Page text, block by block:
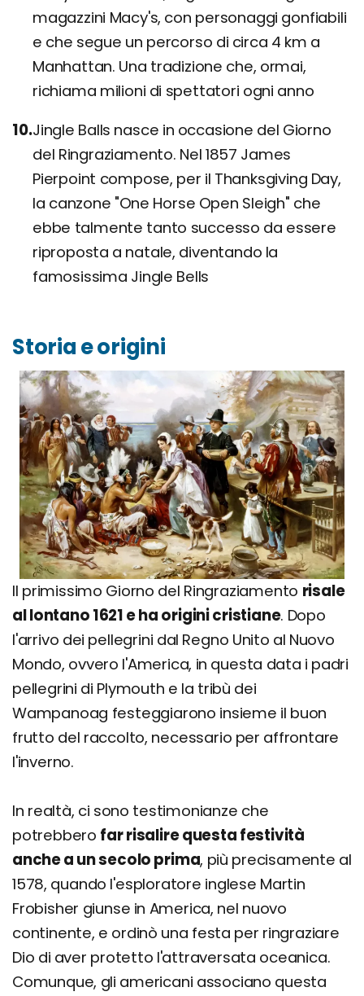
magazzini Macy's, con personaggi gonfiabili
e che segue un percorso di circa 4 km a
Manhattan. Una tradizione che, ormai,
richiama milioni di spettatori ogni anno
Jingle Balls nasce in occasione del Giorno
del Ringraziamento. Nel 1857 James
Pierpoint compose, per il Thanksgiving Day,
la canzone "One Horse Open Sleigh" che
ebbe talmente tanto successo da essere
riproposta a natale, diventando la
famosissima Jingle Bells
Storia e origini
Il primissimo Giorno del Ringraziamento risale
al lontano 1621 e ha origini cristiane. Dopo
l'arrivo dei pellegrini dal Regno Unito al Nuovo
Mondo, ovvero l'America, in questa data i padri
pellegrini di Plymouth e la tribù dei
Wampanoag festeggiarono insieme il buon
frutto del raccolto, necessario per affrontare
l'inverno.
In realtà, ci sono testimonianze che
potrebbero far risalire questa festività
anche a un secolo prima, più precisamente al
1578, quando l'esploratore inglese Martin
Frobisher giunse in America, nel nuovo
continente, e ordinò una festa per ringraziare
Dio di aver protetto l'attraversata oceanica.
Comunque, gli americani associano questa